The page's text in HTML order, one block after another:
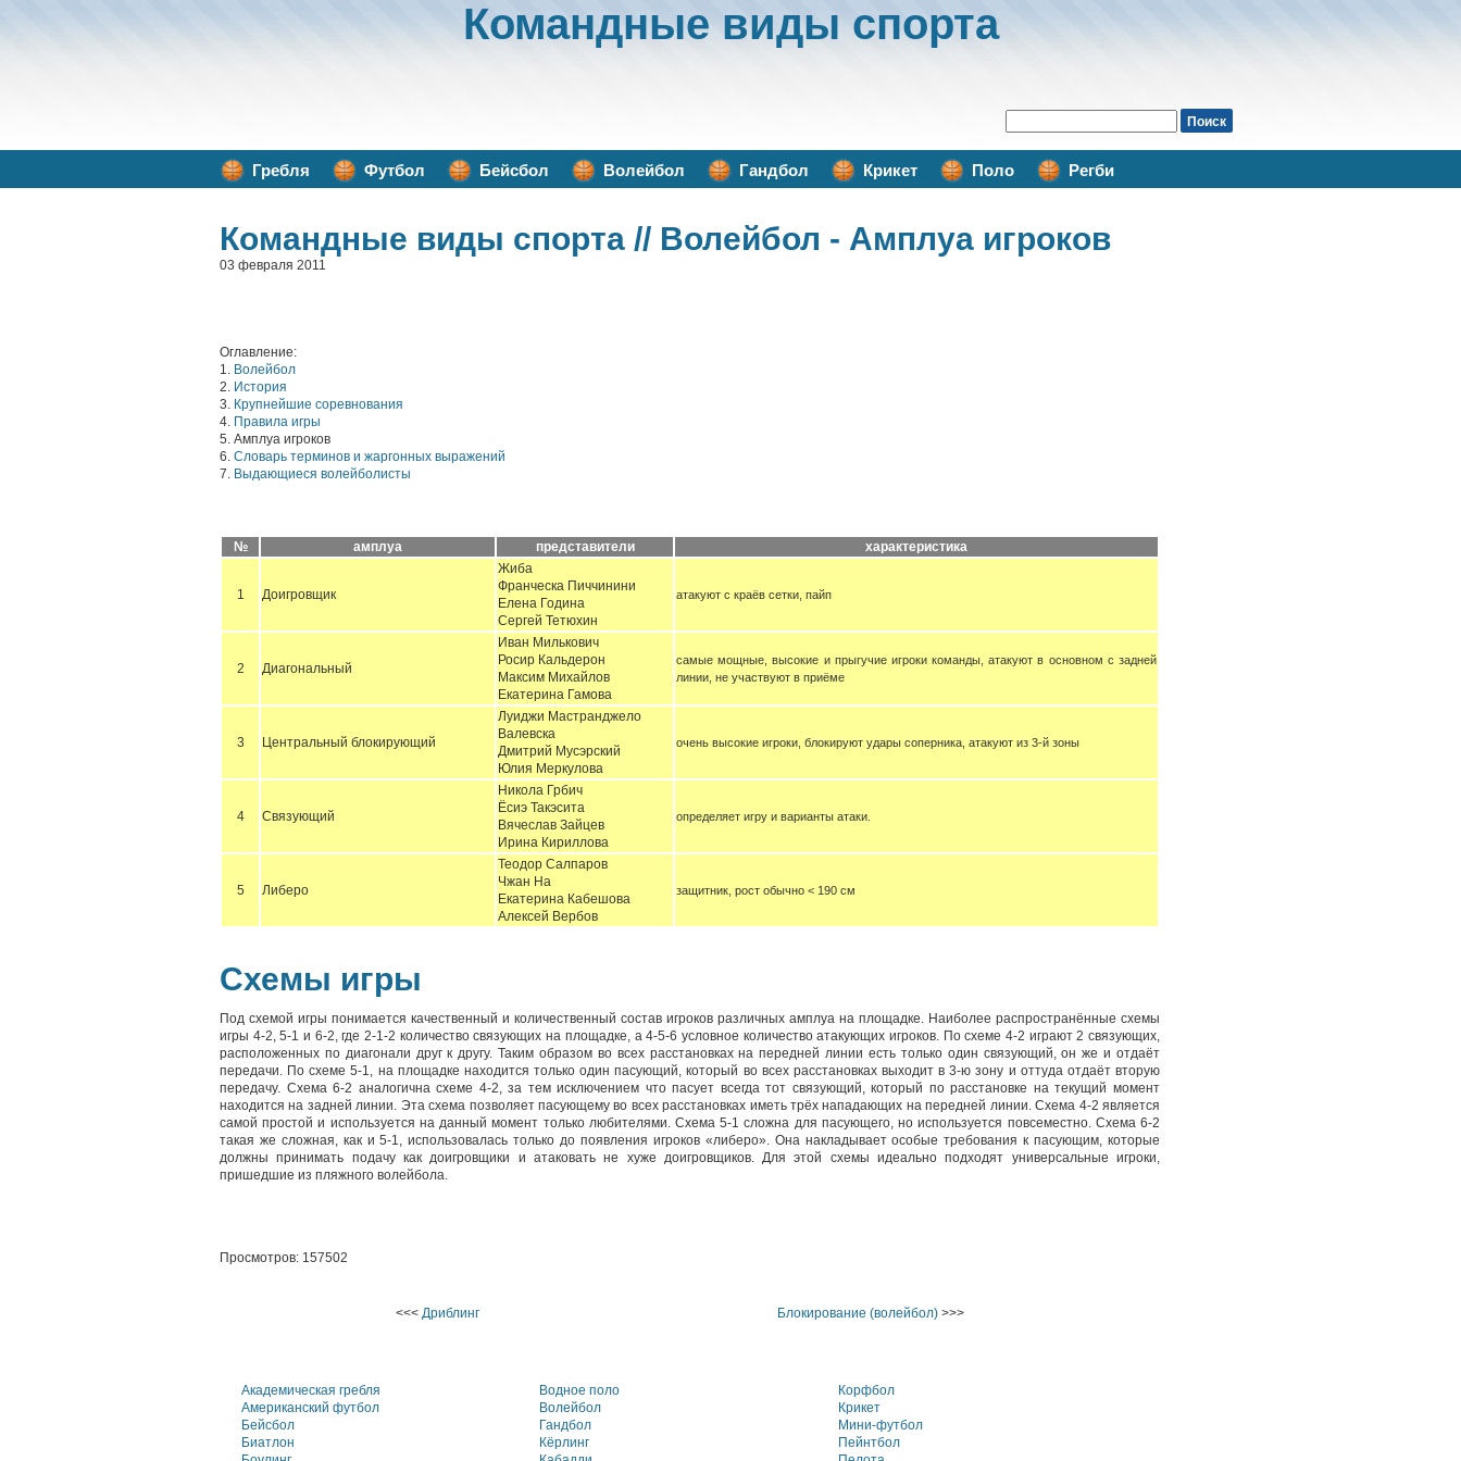
Командные виды спорта
Гребля Футбол Бейсбол Волейбол Гандбол Крикет Поло Регби
Командные виды спорта // Волейбол - Амплуа игроков
03 февраля 2011
Оглавление:
1. Волейбол
2. История
3. Крупнейшие соревнования
4. Правила игры
5. Амплуа игроков
6. Словарь терминов и жаргонных выражений
7. Выдающиеся волейболисты
№ амплуа представители характеристика
1 Доигровщик
Жиба
Франческа Пиччинини
Елена Година
Сергей Тетюхин
атакуют с краёв сетки, пайп
2 Диагональный
Иван Милькович
Росир Кальдерон
Максим Михайлов
Екатерина Гамова
самые мощные, высокие и прыгучие игроки команды, атакуют в основном с задней
линии, не участвуют в приёме
3 Центральный блокирующий
Луиджи Мастранджело
Валевска
Дмитрий Мусэрский
Юлия Меркулова
очень высокие игроки, блокируют удары соперника, атакуют из 3-й зоны
4 Связующий
Никола Грбич
Ёсиэ Такэсита
Вячеслав Зайцев
Ирина Кириллова
определяет игру и варианты атаки.
5 Либеро
Теодор Салпаров
Чжан На
Екатерина Кабешова
Алексей Вербов
защитник, рост обычно < 190 см
Схемы игры
Под схемой игры понимается качественный и количественный состав игроков различных амплуа на площадке. Наиболее распространённые схемы
игры 4-2, 5-1 и 6-2, где 2-1-2 количество связующих на площадке, а 4-5-6 условное количество атакующих игроков. По схеме 4-2 играют 2 связующих,
расположенных по диагонали друг к другу. Таким образом во всех расстановках на передней линии есть только один связующий, он же и отдаёт
передачи. По схеме 5-1, на площадке находится только один пасующий, который во всех расстановках выходит в 3-ю зону и оттуда отдаёт вторую
передачу. Схема 6-2 аналогична схеме 4-2, за тем исключением что пасует всегда тот связующий, который по расстановке на текущий момент
находится на задней линии. Эта схема позволяет пасующему во всех расстановках иметь трёх нападающих на передней линии. Схема 4-2 является
самой простой и используется на данный момент только любителями. Схема 5-1 сложна для пасующего, но используется повсеместно. Схема 6-2
такая же сложная, как и 5-1, использовалась только до появления игроков «либеро». Она накладывает особые требования к пасующим, которые
должны принимать подачу как доигровщики и атаковать не хуже доигровщиков. Для этой схемы идеально подходят универсальные игроки,
пришедшие из пляжного волейбола.
Просмотров: 157502
<<< Дриблинг Блокирование (волейбол) >>>
Академическая гребля
Американский футбол
Бейсбол
Биатлон
Водное поло
Волейбол
Гандбол
Кёрлинг
Корфбол
Крикет
Мини-футбол
Пейнтбол